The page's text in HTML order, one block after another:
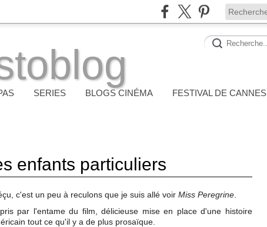
SERIES BLOGS CINÉMA FESTIVAL DE CANNES
enfants particuliers
c'est un peu à reculons que je suis allé voir Miss Peregrine
par l'entame du film, délicieuse mise en place d'une histoire
tout ce qu'il y a de plus prosaïque.